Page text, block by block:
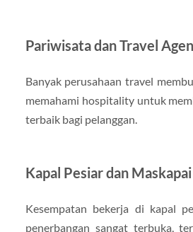
Pariwisata dan Travel
Banyak perusahaan travel
memahami hospitality untuk
terbaik bagi pelanggan.
Kapal Pesiar dan Maskapai
Kesempatan bekerja di kapal
penerbangan sangat terbuka,